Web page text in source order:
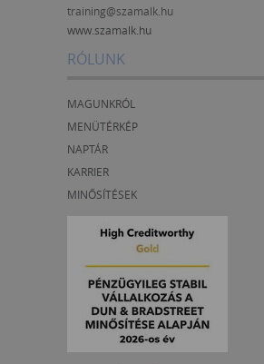
training@szamalk.hu
www.szamalk.hu
RÓLUNK
MAGUNKRÓL
MENÜTÉRKÉP
NAPTÁR
KARRIER
MINŐSÍTÉSEK